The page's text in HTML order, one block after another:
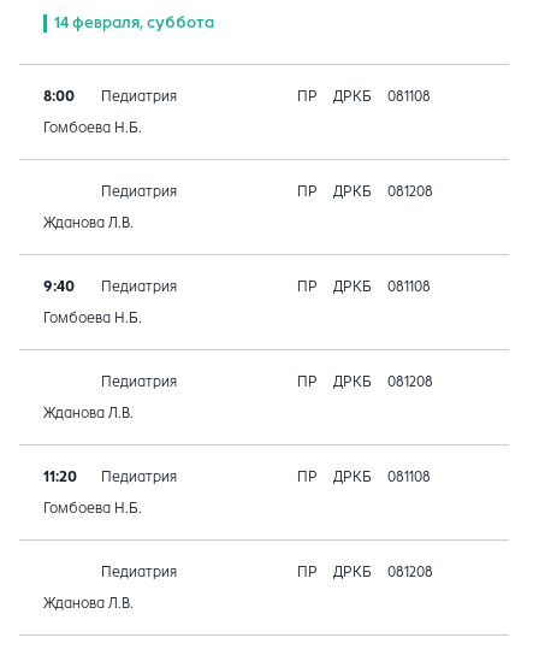
14 февраля, суббота
8:00 Педиатрия ПР ДРКБ 081108
Гомбоева Н.Б.
Педиатрия ПР ДРКБ 081208
Жданова Л.В.
9:40 Педиатрия ПР ДРКБ 081108
Гомбоева Н.Б.
Педиатрия ПР ДРКБ 081208
Жданова Л.В.
11:20 Педиатрия ПР ДРКБ 081108
Гомбоева Н.Б.
Педиатрия ПР ДРКБ 081208
Жданова Л.В.